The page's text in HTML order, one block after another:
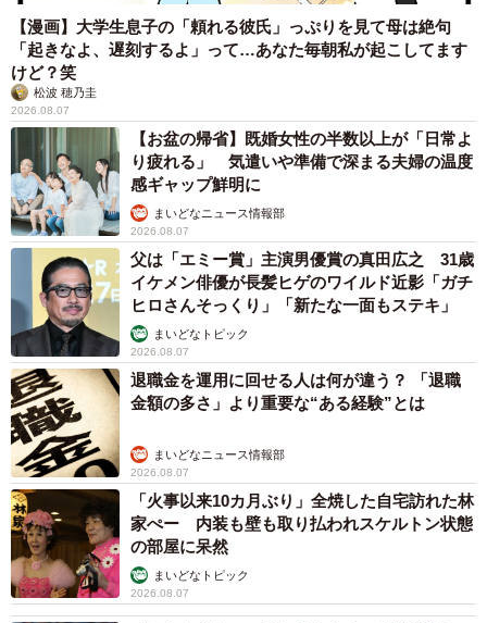
【漫画】大学生息子の「頼れる彼氏」っぷりを見て母は絶句
「起きなよ、遅刻するよ」って…あなた毎朝私が起こしてます
けど？笑
松波 穂乃圭
2026.08.07
【お盆の帰省】既婚女性の半数以上が「日常よ
り疲れる」 気遣いや準備で深まる夫婦の温度
感ギャップ鮮明に
まいどなニュース情報部
2026.08.07
父は「エミー賞」主演男優賞の真田広之 31歳
イケメン俳優が長髪ヒゲのワイルド近影「ガチ
ヒロさんそっくり」「新たな一面もステキ」
まいどなトピック
2026.08.07
退職金を運用に回せる人は何が違う？ 「退職
金額の多さ」より重要な“ある経験”とは
まいどなニュース情報部
2026.08.07
「火事以来10カ月ぶり」全焼した自宅訪れた林
家ぺー 内装も壁も取り払われスケルトン状態
の部屋に呆然
まいどなトピック
2026.08.07